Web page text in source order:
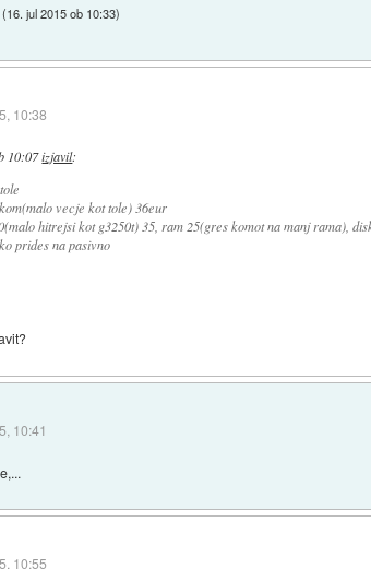
(16. jul 2015 ob 10:33)
10:38
10:07izjavil:
vecje kot tole) 36eur
hitrejsi kot g3250t) 35, ram 25(gres komot na manj rama),
prides na pasivno
10:41
10:55